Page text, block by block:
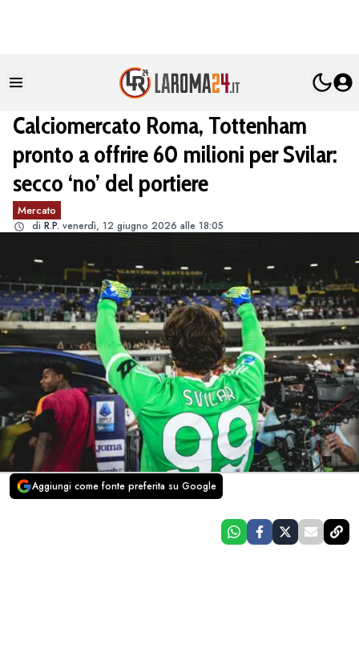
Calciomercato Roma, Tottenham
pronto a offrire 60 milioni per Svilar:
secco ‘no’ del portiere
Mercato
di R.P. venerdì, 12 giugno 2026 alle 18:05
Aggiungi come fonte preferita su Google